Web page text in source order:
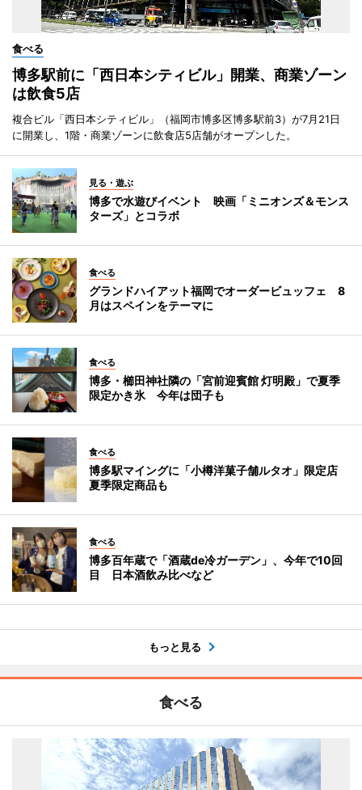
食べる
博多駅前に「西日本シティビル」開業、商業ゾーン
は飲食5店
複合ビル「西日本シティビル」（福岡市博多区博多駅前3）が7月21日
に開業し、1階・商業ゾーンに飲食店5店舗がオープンした。
見る・遊ぶ
博多で水遊びイベント 映画「ミニオンズ＆モンス
ターズ」とコラボ
食べる
グランドハイアット福岡でオーダービュッフェ 8
月はスペインをテーマに
食べる
博多・櫛田神社隣の「宮前迎賓館 灯明殿」で夏季
限定かき氷 今年は団子も
食べる
博多駅マイングに「小樽洋菓子舗ルタオ」限定店
夏季限定商品も
食べる
博多百年蔵で「酒蔵de冷ガーデン」、今年で10回
目 日本酒飲み比べなど
もっと見る
食べる